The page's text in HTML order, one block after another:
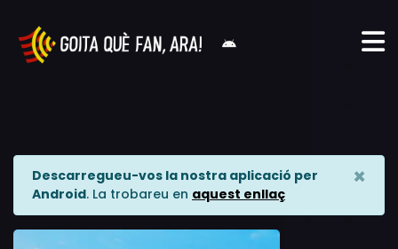
Descarregueu-vos la nostra aplicació per
Android. La trobareu en aquest enllaç
×